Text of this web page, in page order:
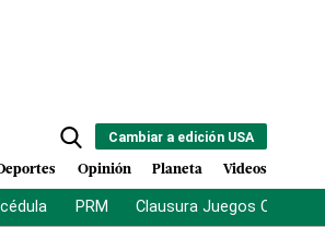
Cambiar a edición USA
Opinión Planeta Videos
PRM Clausura Juegos